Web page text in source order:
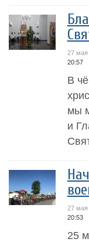
27 мая
20:57
В
мы
и
27 мая
20:53
25